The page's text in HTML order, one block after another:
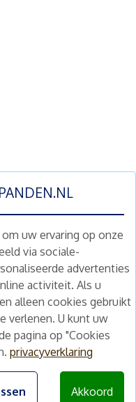
uw ervaring op onze
via sociale-
advertenties
activiteit. Als u
alleen cookies gebruikt
verlenen. U kunt uw
pagina op "Cookies
privacyverklaring
Akkoord
ons
Abonneren
5H
12